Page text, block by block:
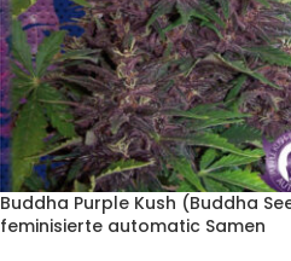
Buddha Purple Kush (Buddha
feminisierte automatic Samen